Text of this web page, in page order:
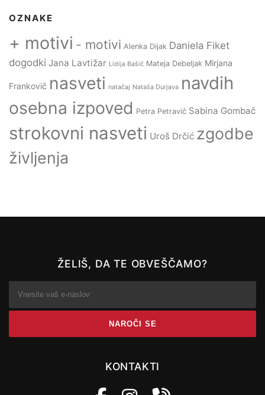
OZNAKE
+ motivi - motivi Alenka Dijak Daniela Fiket
dogodki Jana Lavtižar Lidija Bašič Mateja Debeljak Mirjana
Frankovič nasveti natačaj Nataša Durjava navdih
osebna izpoved Petra Petravič Sabina Gombač
strokovni nasveti Uroš Drčić zgodbe
življenja
ŽELIŠ, DA TE OBVEŠČAMO?
KONTAKTI